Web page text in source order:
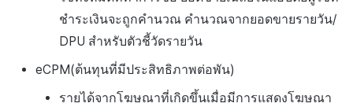
ชำระเงินจะถูกคำนวณ คำนวณจากยอดขายรายวัน/
DPU สำหรับตัวชี้วัดรายวัน
eCPM(ต้นทุนที่มีประสิทธิภาพต่อพัน)
รายได้จากโฆษณาที่เกิดขึ้นเมื่อมีการแสดงโฆษณา